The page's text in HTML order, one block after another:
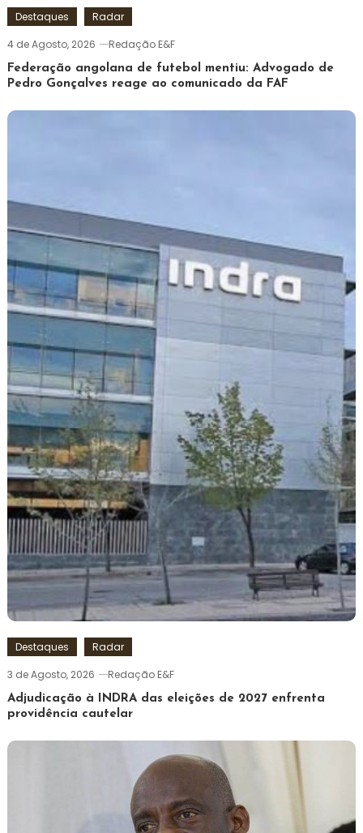
Destaques
Radar
4 de Agosto, 2026
Redação E&F
Federação angolana de futebol mentiu: Advogado de
Pedro Gonçalves reage ao comunicado da FAF
Destaques
Radar
3 de Agosto, 2026
Redação E&F
Adjudicação à INDRA das eleições de 2027 enfrenta
providência cautelar